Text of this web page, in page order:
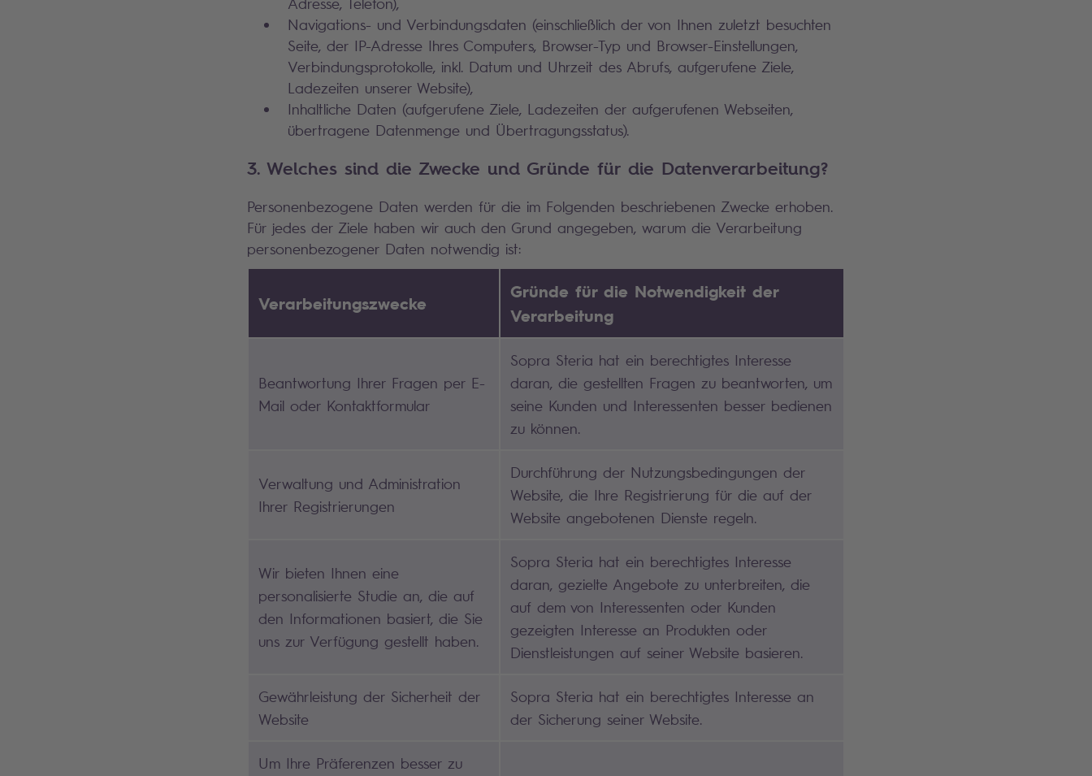
Navigations- und Verbindungsdaten (einschließlich der von Ihnen zuletzt besuchten
Seite, der IP-Adresse Ihres Computers, Browser-Typ und Browser-Einstellungen,
Verbindungsprotokolle, inkl. Datum und Uhrzeit des Abrufs, aufgerufene Ziele,
Ladezeiten unserer Website),
Inhaltliche Daten (aufgerufene Ziele, Ladezeiten der aufgerufenen Webseiten,
übertragene Datenmenge und Übertragungsstatus).
3. Welches sind die Zwecke und Gründe für die Datenverarbeitung?
Personenbezogene Daten werden für die im Folgenden beschriebenen Zwecke erhoben.
Für jedes der Ziele haben wir auch den Grund angegeben, warum die Verarbeitung
personenbezogener Daten notwendig ist:
Verarbeitungszwecke
Gründe für die Notwendigkeit der
Verarbeitung
Beantwortung Ihrer Fragen per E-
Mail oder Kontaktformular
Sopra Steria hat ein berechtigtes Interesse
daran, die gestellten Fragen zu beantworten, um
seine Kunden und Interessenten besser bedienen
zu können.
Verwaltung und Administration
Ihrer Registrierungen
Durchführung der Nutzungsbedingungen der
Website, die Ihre Registrierung für die auf der
Website angebotenen Dienste regeln.
Wir bieten Ihnen eine
personalisierte Studie an, die auf
den Informationen basiert, die Sie
uns zur Verfügung gestellt haben.
Sopra Steria hat ein berechtigtes Interesse
daran, gezielte Angebote zu unterbreiten, die
auf dem von Interessenten oder Kunden
gezeigten Interesse an Produkten oder
Dienstleistungen auf seiner Website basieren.
Gewährleistung der Sicherheit der
Website
Sopra Steria hat ein berechtigtes Interesse an
der Sicherung seiner Website.
Um Ihre Präferenzen besser zu